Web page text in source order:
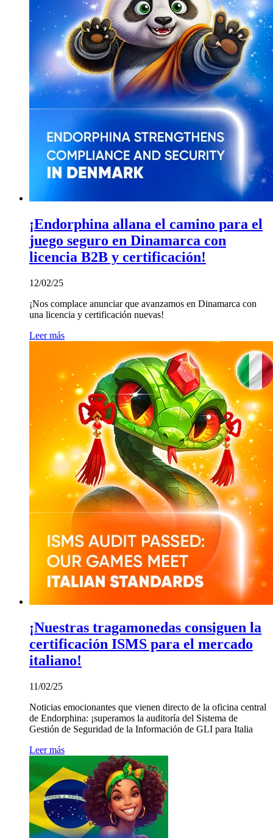
¡Endorphina allana el camino para el
juego seguro en Dinamarca con
licencia B2B y certificación!
12/02/25
¡Nos complace anunciar que avanzamos en Dinamarca con
una licencia y certificación nuevas!
Leer más
¡Nuestras tragamonedas consiguen la
certificación ISMS para el mercado
italiano!
11/02/25
Noticias emocionantes que vienen directo de la oficina central
de Endorphina: ¡superamos la auditoría del Sistema de
Gestión de Seguridad de la Información de GLI para Italia
Leer más